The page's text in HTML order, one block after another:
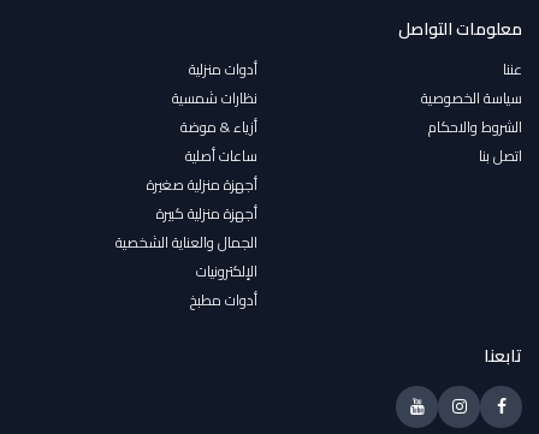
معلومات التواصل
عننا
سياسة الخصوصية
الشروط والاحكام
اتصل بنا
أدوات منزلية
نظارات شمسية
أزياء & موضة
ساعات أصلية
أجهزة منزلية صغيرة
أجهزة منزلية كبيرة
الجمال والعناية الشخصية
الإلكترونيات
أدوات مطبخ
تابعنا